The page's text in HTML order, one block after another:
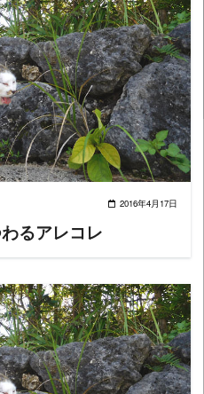
MORE
2016年4月17日
るアレコレ
MORE